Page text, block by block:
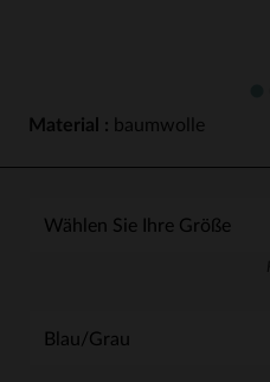
Material : baumwolle